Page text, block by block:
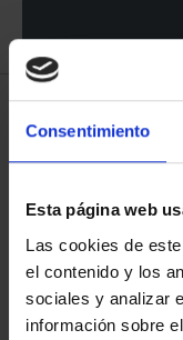
Consentimiento
Esta página web
Las cookies de
el contenido y los
sociales y analizar
información sobre